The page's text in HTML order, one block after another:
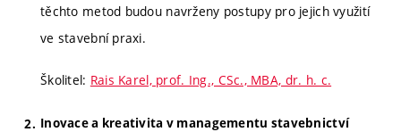
těchto metod budou navrženy postupy pro jejich využití
ve stavební praxi.
Školitel: Rais Karel, prof. Ing., CSc., MBA, dr. h. c.
Inovace a kreativita v managementu stavebnictví